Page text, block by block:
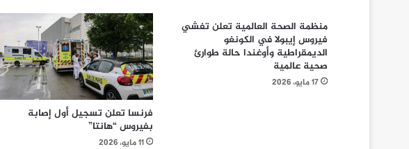
منظمة الصحة العالمية تعلن تفشي
فيروس إيبولا في الكونغو
الديمقراطية وأوغندا حالة طوارئ
صحية عالمية
17 مايو، 2026
فرنسا تعلن تسجيل أول إصابة
بفيروس “هانتا”
11 مايو، 2026